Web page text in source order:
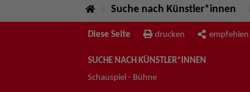
Suche nach Künstler*innen
Diese Seite drucken empfehlen
SUCHE NACH KÜNSTLER*INNEN
Schauspiel - Bühne